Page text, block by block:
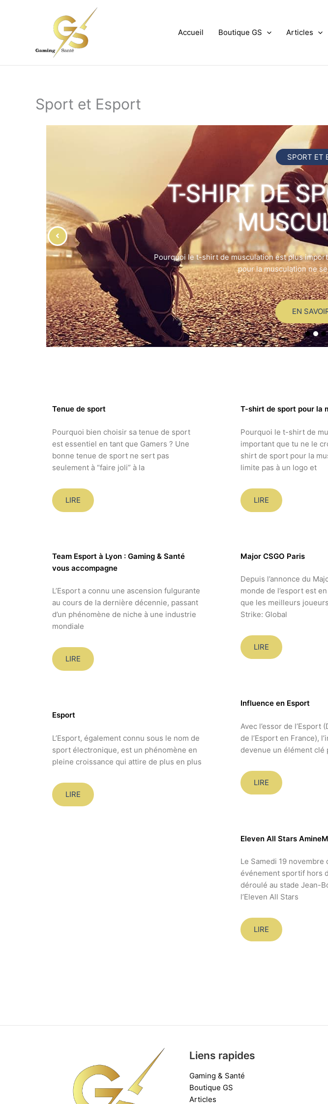
Accueil Boutique GS Articles
Sport et Esport
SPORT ET
T-SHIRT DE
Pourquoi le t-shirt de musculation est plus
pour la musculation ne se
EN
Tenue de sport
Pourquoi bien choisir sa tenue de sport
est essentiel en tant que Gamers ? Une
bonne tenue de sport ne sert pas
seulement à “faire joli” à la
LIRE
T-shirt de sport pour la
Pourquoi le t-shirt de
important que tu ne le
shirt de sport pour la
limite pas à un logo et
LIRE
Team Esport à Lyon : Gaming & Santé
vous accompagne
L’Esport a connu une ascension fulgurante
au cours de la dernière décennie, passant
d’un phénomène de niche à une industrie
mondiale
LIRE
Major CSGO Paris
Depuis l’annonce du
monde de l’esport est
que les meilleurs
Strike: Global
LIRE
Influence en Esport
Avec l’essor de l’Esport
de l’Esport en France),
devenue un élément clé
LIRE
Esport
L’Esport, également connu sous le nom de
sport électronique, est un phénomène en
pleine croissance qui attire de plus en plus
LIRE
Eleven All Stars
Le Samedi 19 novembre
événement sportif hors
déroulé au stade Jean-
l’Eleven All Stars
LIRE
Liens rapides
Gaming & Santé
Boutique GS
Articles